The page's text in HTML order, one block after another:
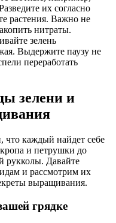
их согласно
растения. Важно не
нитраты.
зелень
Выдержите паузу не
переработать
зелени и
что каждый найдет себе
и петрушки до
рукколы. Давайте
и рассмотрим их
выращивания.
грядке